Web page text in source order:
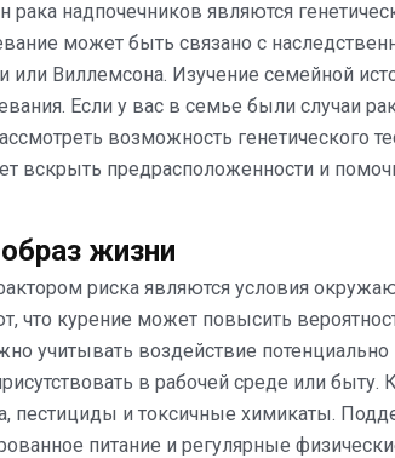
надпочечников являются
может быть связано с
Виллемсона. Изучение семейной
Если у вас в семье были случаи
возможность генетического
вскрыть предрасположенности и
жизни
риска являются условия
что курение может повысить
учитывать воздействие
в рабочей среде или быту.
и токсичные химикаты.
питание и регулярные